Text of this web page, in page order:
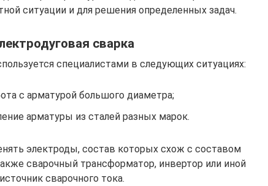
ситуации и для решения определенных задач.
сварка
специалистами в следующих ситуациях:
с арматурой большого диаметра;
арматуры из сталей разных марок.
электроды, состав которых схож с составом
сварочный трансформатор, инвертор или иной
источник сварочного тока.